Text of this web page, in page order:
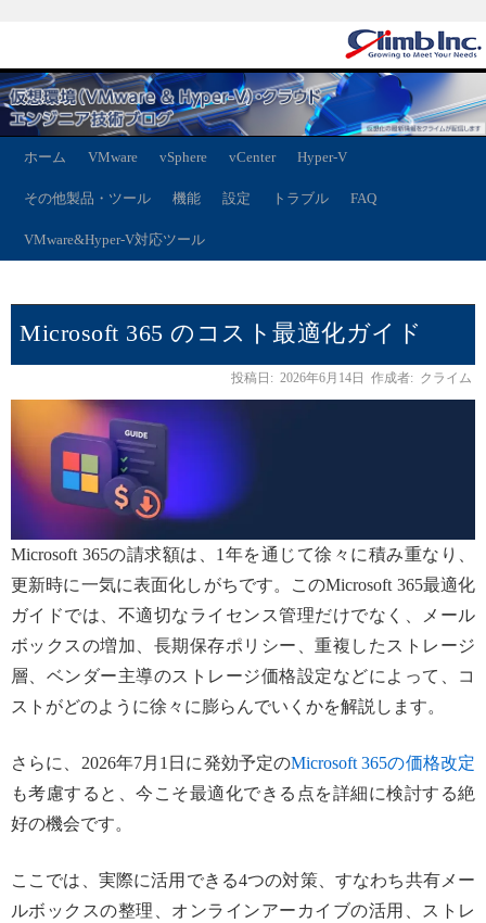
ホーム VMware vSphere vCenter Hyper-V
その他製品・ツール 機能 設定 トラブル FAQ
VMware&Hyper-V対応ツール
Microsoft 365 のコスト最適化ガイド
投稿日: 2026年6月14日 作成者: クライム
Microsoft 365の請求額は、1年を通じて徐々に積み重なり、
更新時に一気に表面化しがちです。このMicrosoft 365最適化
ガイドでは、不適切なライセンス管理だけでなく、メール
ボックスの増加、長期保存ポリシー、重複したストレージ
層、ベンダー主導のストレージ価格設定などによって、コ
ストがどのように徐々に膨らんでいくかを解説します。
さらに、2026年7月1日に発効予定のMicrosoft 365の価格改定
も考慮すると、今こそ最適化できる点を詳細に検討する絶
好の機会です。
ここでは、実際に活用できる4つの対策、すなわち共有メー
ルボックスの整理、オンラインアーカイブの活用、ストレ